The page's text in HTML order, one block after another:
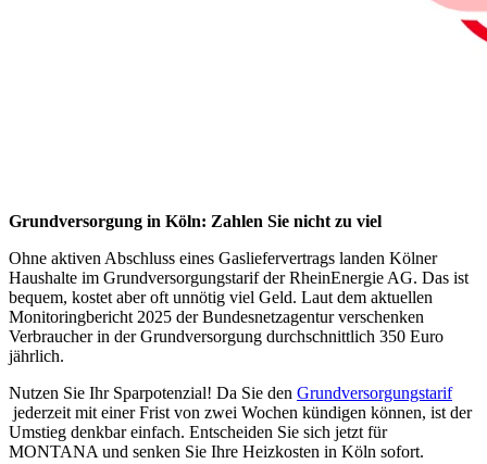
Grundversorgung in Köln: Zahlen Sie nicht zu viel
Ohne aktiven Abschluss eines Gasliefervertrags landen Kölner
Haushalte im Grundversorgungstarif derRheinEnergie AG. Das ist
bequem, kostet aber oft unnötig viel Geld. Laut dem aktuellen
Monitoringbericht 2025 der Bundesnetzagenturverschenken
Verbraucher in der Grundversorgung durchschnittlich 350 Euro
jährlich.
Nutzen Sie Ihr Sparpotenzial! Da Sie den Grundversorgungstarif
jederzeit mit einer Frist von zwei Wochen kündigen können, ist der
Umstieg denkbar einfach. Entscheiden Sie sich jetzt für
MONTANA und senken Sie Ihre Heizkosten in Köln sofort.